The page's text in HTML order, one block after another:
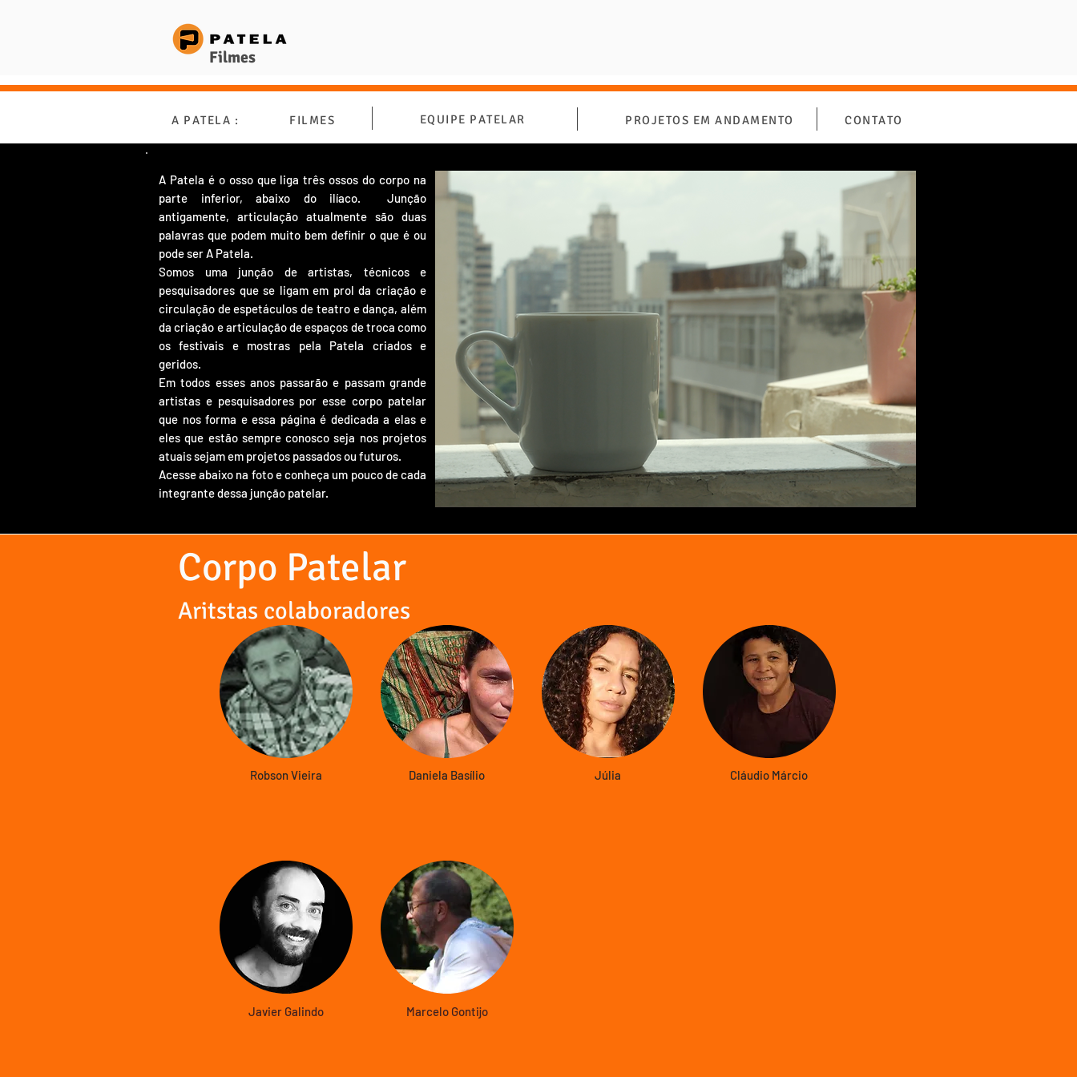
Filmes
A PATELA : FILMES EQUIPE PATELAR PROJETOS EM ANDAMENTO CONTATO
A Patela é o osso que liga três ossos do corpo na
parte inferior, abaixo do ilíaco. Junção
antigamente, articulação atualmente são duas
palavras que podem muito bem definir o que é ou
pode ser A Patela.
Somos uma junção de artistas, técnicos e
pesquisadores que se ligam em prol da criação e
circulação de espetáculos de teatro e dança, além
da criação e articulação de espaços de troca como
os festivais e mostras pela Patela criados e
geridos.
Em todos esses anos passarão e passam grande
artistas e pesquisadores por esse corpo patelar
que nos forma e essa página é dedicada a elas e
eles que estão sempre conosco seja nos projetos
atuais sejam em projetos passados ou futuros.
Acesse abaixo na foto e conheça um pouco de cada
integrante dessa junção patelar.
Robson Vieira
Javier Galindo
Daniela Basílio
Marcelo Gontijo
Júlia Cláudio Márcio
Corpo Patelar
Aritstas colaboradores